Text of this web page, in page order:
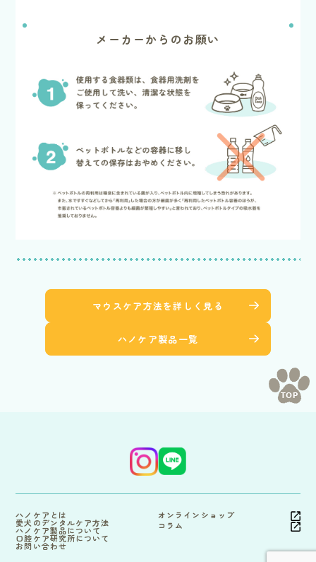
メーカーからのお願い
マウスケア方法を詳しく見る
ハノケア製品一覧
TOP
ハノケアとは
愛犬のデンタルケア方法
ハノケア製品について
口腔ケア研究所について
お問い合わせ
オンラインショップ
コラム